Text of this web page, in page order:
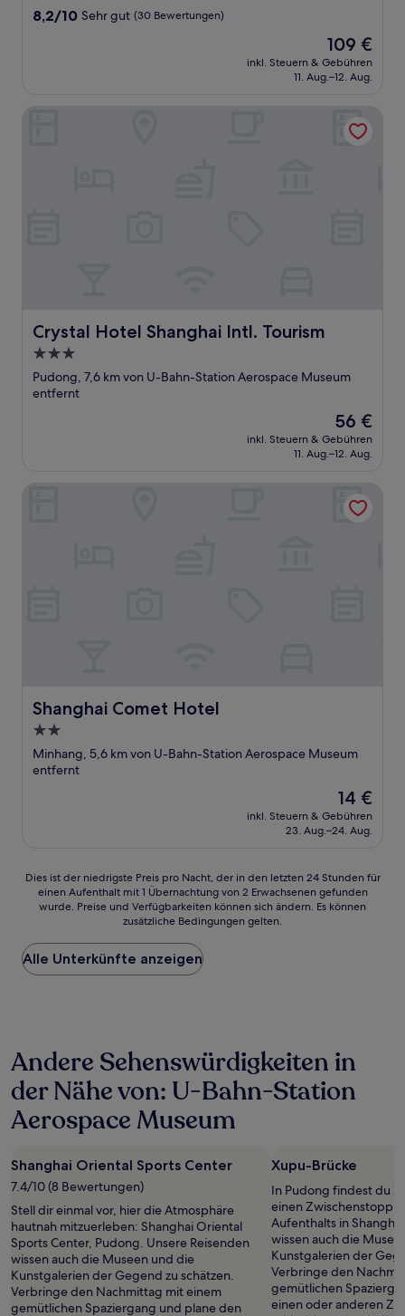
8.2
Bewertungen)
8,2/10 Sehr gut (30 Bewertungen)
Der
Preis
beträgt
109 €
inkl. Steuern & Gebühren
11. Aug.–12. Aug.
Crystal Hotel Shanghai Intl. Tourism
Crystal Hotel Shanghai Intl. Tourism
3.0-
Sterne-
Unterkunft
Pudong, 7,6 km von U-Bahn-Station Aerospace Museum
entfernt
Der
Preis
beträgt
56 €
inkl. Steuern & Gebühren
11. Aug.–12. Aug.
Shanghai Comet Hotel
Shanghai Comet Hotel
2.0-
Sterne-
Unterkunft
Minhang, 5,6 km von U-Bahn-Station Aerospace Museum
entfernt
Der
Preis
beträgt
14 €
inkl. Steuern & Gebühren
23. Aug.–24. Aug.
Dies
der
Preis
pro
Nacht,
24 Stunden
für
einen
mit
1 Übernachtung
2 Erwachsenen
gefunden
wurde.
Preise
und
Verfügbarkeiten
können
sich
ändern.
Dies ist der niedrigste Preis pro Nacht, der in den letzten 24 Stunden für
einen Aufenthalt mit 1 Übernachtung von 2 Erwachsenen gefunden
wurde. Preise und Verfügbarkeiten können sich ändern. Es können
zusätzliche Bedingungen gelten.
Alle Unterkünfte anzeigen
Andere Sehenswürdigkeiten in
der Nähe von: U-Bahn-Station
Aerospace Museum
Shanghai Oriental Sports Center
7.4/10 (8 Bewertungen)
Stell dir einmal vor, hier die Atmosphäre
hautnah mitzuerleben: Shanghai Oriental
Sports Center, Pudong. Unsere Reisenden
wissen auch die Museen und die
Kunstgalerien der Gegend zu schätzen.
Verbringe den Nachmittag mit einem
gemütlichen Spaziergang und plane den
Xupu-Brücke
In Pudong findest du
einen Zwischenstopp
Aufenthalts in
wissen auch die
Kunstgalerien der
Verbringe den
gemütlichen
einen oder anderen